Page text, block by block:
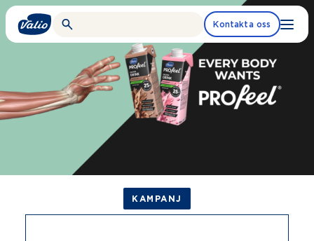
Fortsätt
innehållet
Kontakta oss
KAMPANJ